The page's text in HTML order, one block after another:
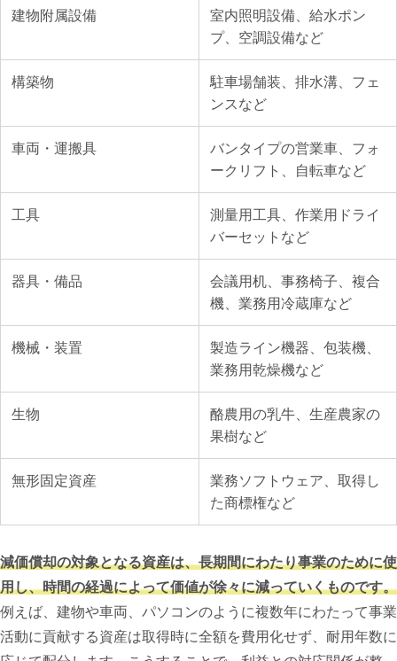
建物附属設備
室内照明設備、給水ポン
プ、空調設備など
構築物
駐車場舗装、排水溝、フェ
ンスなど
車両・運搬具
バンタイプの営業車、フォ
ークリフト、自転車など
工具
測量用工具、作業用ドライ
バーセットなど
器具・備品
会議用机、事務椅子、複合
機、業務用冷蔵庫など
機械・装置
製造ライン機器、包装機、
業務用乾燥機など
生物
酪農用の乳牛、生産農家の
果樹など
無形固定資産
業務ソフトウェア、取得し
た商標権など
減価償却の対象となる資産は、長期間にわたり事業のために使
用し、時間の経過によって価値が徐々に減っていくものです。
例えば、建物や車両、パソコンのように複数年にわたって事業
活動に貢献する資産は取得時に全額を費用化せず、耐用年数に